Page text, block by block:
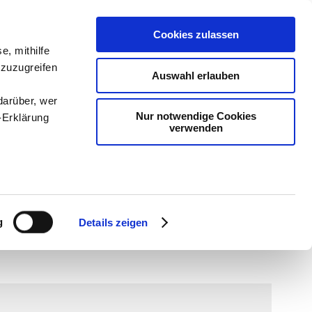
mithilfe
wer
Details zeigen
Cookies zulassen
Auswahl erlauben
Nur notwendige Cookies
verwenden